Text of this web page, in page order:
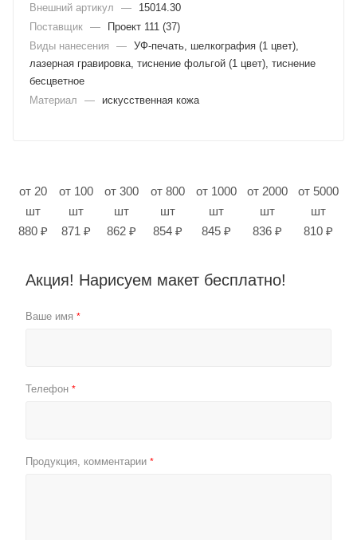
Внешний артикул —
15014.30
Поставщик —
Проект 111 (37)
Виды нанесения
— УФ-печать, шелкография (1 цвет),
лазерная гравировка, тиснение фольгой (1 цвет), тиснение
бесцветное
Материал
— искусственная кожа
от 20
шт
880 ₽
от 100
шт
871 ₽
от 300
шт
862 ₽
от 800
шт
854 ₽
от 1000
шт
845 ₽
от 2000
шт
836 ₽
от 5000
шт
810 ₽
Акция! Нарисуем макет бесплатно!
Ваше имя *
Телефон *
Продукция, комментарии *